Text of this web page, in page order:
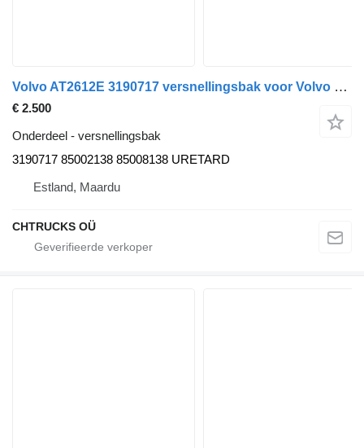
Volvo AT2612E 3190717 versnellingsbak voor Volvo FM11 vrachtwagen
€ 2.500
Onderdeel - versnellingsbak
3190717 85002138 85008138 URETARD
Estland, Maardu
CHTRUCKS OÜ